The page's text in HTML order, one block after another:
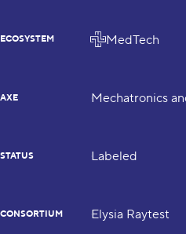
ECOSYSTEM MedTech
AXE Mechatronics
STATUS Labeled
CONSORTIUM Elysia Raytest